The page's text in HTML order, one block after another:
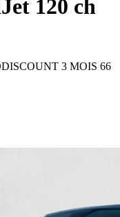
120 ch
3 MOIS 66